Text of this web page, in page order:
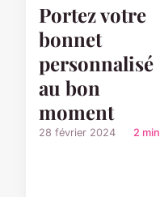
Portez votre
bonnet
personnalisé
au bon
moment
28 février 2024 2 min